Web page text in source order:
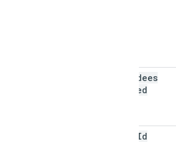
attendees
Omitted
Id